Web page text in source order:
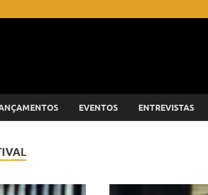
EVENTOS ENTREVISTAS